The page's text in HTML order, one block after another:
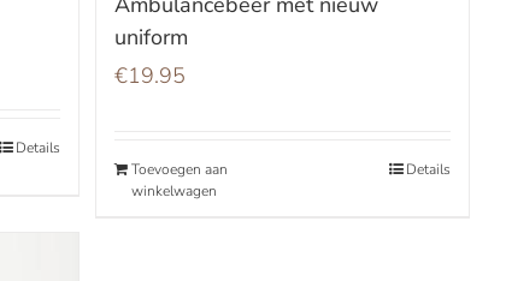
Details
uniform
€19.95
Toevoegen aan
winkelwagen
Details